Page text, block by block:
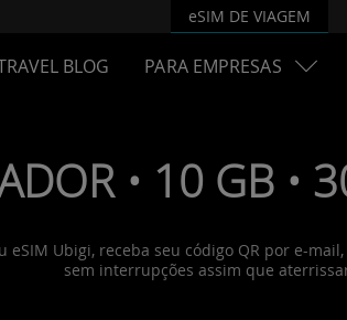
eSIM DE VIAGEM
BLOG PARA EMPRESAS
• 10 GB •
Ubigi, receba seu código QR por e-
sem interrupções assim que